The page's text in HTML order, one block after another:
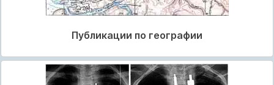
Публикации по географии